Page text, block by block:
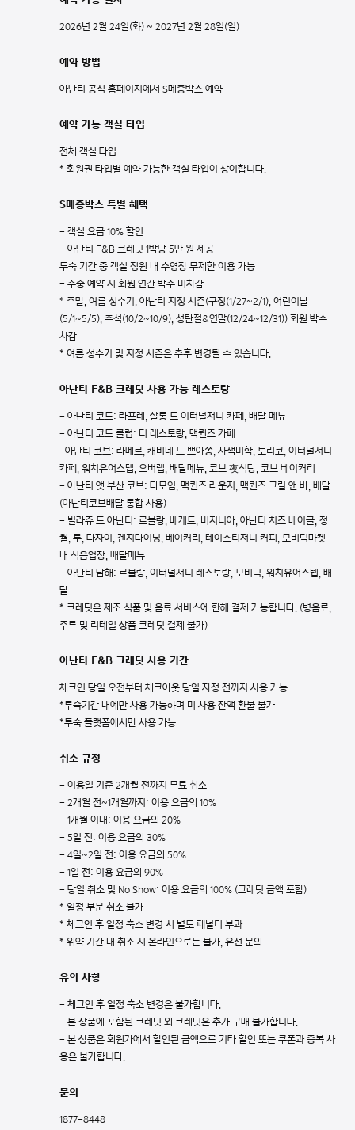
2026년 2월 24일(화) ~ 2027년 2월 28일(일)
예약 방법
아난티 공식 홈페이지에서 S메종박스 예약
예약 가능 객실 타입
전체 객실 타입
* 회원권 타입별 예약 가능한 객실 타입이 상이합니다.
S메종박스 특별 혜택
- 객실 요금 10% 할인
- 아난티 F&B 크레딧 1박당 5만 원 제공
투숙 기간 중 객실 정원 내 수영장 무제한 이용 가능
- 주중 예약 시 회원 연간 박수 미차감
* 주말, 여름 성수기, 아난티 지정 시즌(구정(1/27~2/1), 어린이날
(5/1~5/5), 추석(10/2~10/9), 성탄절&연말(12/24~12/31)) 회원 박수
차감
* 여름 성수기 및 지정 시즌은 추후 변경될 수 있습니다.
아난티 F&B 크레딧 사용 가능 레스토랑
- 아난티 코드: 라포레, 살롱 드 이터널저니 카페, 배달 메뉴
- 아난티 코드 클럽: 더 레스토랑, 맥퀸즈 카페
-아난티 코브: 라메르, 캐비네 드 쁘아쏭, 자색미학, 토리코, 이터널저니
카페, 워치유어스텝, 오버랩, 배달메뉴, 코브 夜식당, 코브 베이커리
- 아난티 앳 부산 코브: 다모임, 맥퀸즈 라운지, 맥퀸즈 그릴 앤 바, 배달
(아난티코브배달 통합 사용)
- 빌라쥬 드 아난티: 르블랑, 베케트, 버지니아, 아난티 치즈 베이글, 정
월, 루, 다자이, 겐지다이닝, 베이커리, 테이스티저니 커피, 모비딕마켓
내 식음업장, 배달메뉴
- 아난티 남해: 르블랑, 이터널저니 레스토랑, 모비딕, 워치유어스텝, 배
달
* 크레딧은 제조 식품 및 음료 서비스에 한해 결제 가능합니다. (병음료,
주류 및 리테일 상품 크레딧 결제 불가)
아난티 F&B 크레딧 사용 기간
체크인 당일 오전부터 체크아웃 당일 자정 전까지 사용 가능
*투숙기간 내에만 사용 가능하며 미 사용 잔액 환불 불가
*투숙 플랫폼에서만 사용 가능
취소 규정
- 이용일 기준 2개월 전까지 무료 취소
- 2개월 전~1개월까지: 이용 요금의 10%
- 1개월 이내: 이용 요금의 20%
- 5일 전: 이용 요금의 30%
- 4일~2일 전: 이용 요금의 50%
- 1일 전: 이용 요금의 90%
- 당일 취소 및 No Show: 이용 요금의 100% (크레딧 금액 포함)
* 일정 부분 취소 불가
* 체크인 후 일정 축소 변경 시 별도 페널티 부과
* 위약 기간 내 취소 시 온라인으로는 불가, 유선 문의
유의 사항
- 체크인 후 일정 축소 변경은 불가합니다.
- 본 상품에 포함된 크레딧 외 크레딧은 추가 구매 불가합니다.
- 본 상품은 회원가에서 할인된 금액으로 기타 할인 또는 쿠폰과 중복 사
용은 불가합니다.
문의
1877-8448